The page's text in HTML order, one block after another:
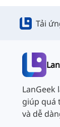
Tải
giúp quá
và dễ